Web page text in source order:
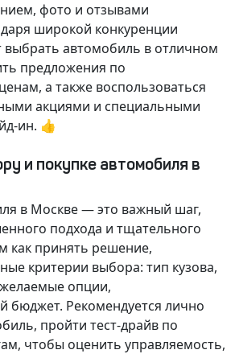
фото и отзывами
широкой конкуренции
выбрать автомобиль в отличном
предложения по
а также воспользоваться
акциями и специальными
ин. 👍
и покупке автомобиля в
в Москве — это важный шаг,
подхода и тщательного
как принять решение,
критерии выбора: тип кузова,
опции,
бюджет. Рекомендуется лично
пройти тест-драйв по
чтобы оценить управляемость,